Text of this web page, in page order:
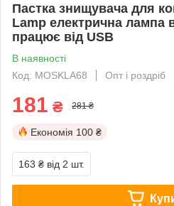
Пастка знищувача для
Lamp електрична лампа
працює від USB
В наявності
Код: MOSKLA68
Опт і роздріб
181 ₴ 281 ₴
Економія 100 ₴
163 ₴ від 2 шт.